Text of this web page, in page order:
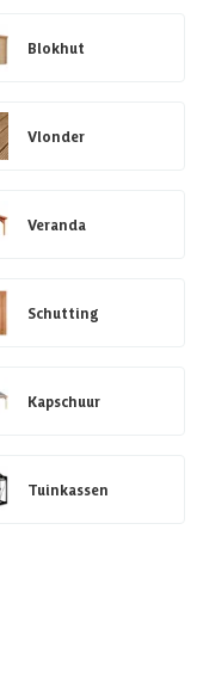
Blokhut
Vlonder
Veranda
Schutting
Kapschuur
Tuinkassen